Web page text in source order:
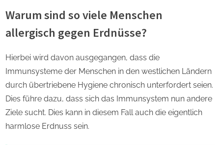
Warum sind so viele Menschen
allergisch gegen Erdnüsse?
Hierbei wird davon ausgegangen, dass die
Immunsysteme der Menschen in den westlichen Ländern
durch übertriebene Hygiene chronisch unterfordert seien.
Dies führe dazu, dass sich das Immunsystem nun andere
Ziele sucht. Dies kann in diesem Fall auch die eigentlich
harmlose Erdnuss sein.